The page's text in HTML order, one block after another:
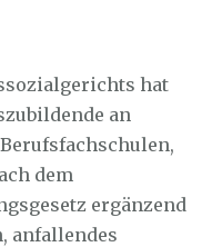
hat
an
dem
ergänzend
anfallendes